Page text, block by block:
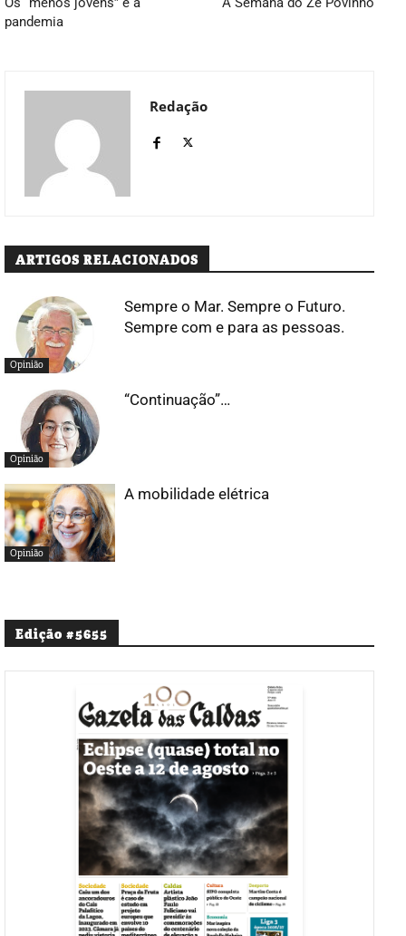
pandemia
Redação
ARTIGOS RELACIONADOS
Opinião
Sempre o Mar. Sempre o Futuro.
Sempre com e para as pessoas.
Opinião
“Continuação”…
Opinião
A mobilidade elétrica
Edição #5655